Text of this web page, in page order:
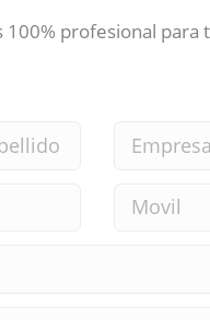
100% profesional para